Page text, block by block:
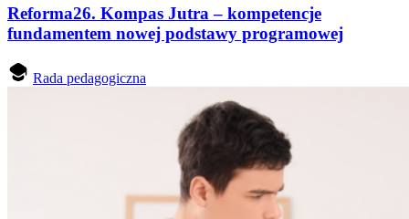
Reforma26. Kompas Jutra – kompetencje
fundamentem nowej podstawy programowej
Rada pedagogiczna